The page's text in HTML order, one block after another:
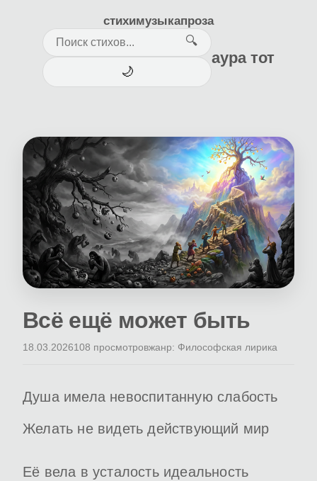
стихимузыкапроза
🔍
🌙
аура тот
Всё ещё может быть
18.03.2026108 просмотровжанр: Философская лирика
Душа имела невоспитанную слабость
Желать не видеть действующий мир
Её вела в усталость идеальность